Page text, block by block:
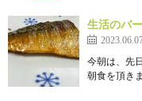
生活のバ
今朝は、先
朝食を頂き